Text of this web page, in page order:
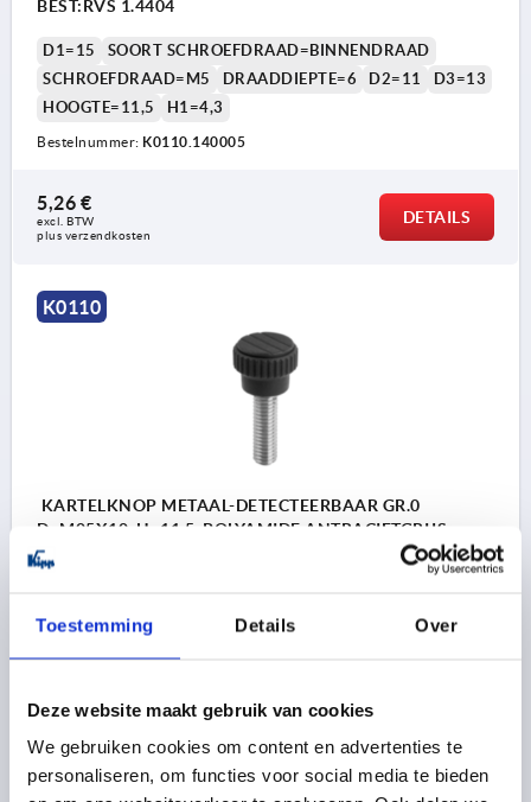
Toestemming Details Over
Deze website maakt gebruik van cookies
We gebruiken cookies om content en advertenties te
personaliseren, om functies voor social media te bieden
BEST:RVS 1.4404
D1=15
SOORT SCHROEFDRAAD=BINNENDRAAD
SCHROEFDRAAD=M5
DRAADDIEPTE=6 D2=11
D3=13
HOOGTE=11,5
H1=4,3
Bestelnummer: K0110.140005
5,26 €
excl. BTW
plus verzendkosten
DETAILS
K0110
KARTELKNOP METAAL-DETECTEERBAAR GR.0
D=M05X10, H=11,5, POLYAMIDE ANTRACIETGRIJS
RAL7021, BEST:RVS 1.4404
SCHROEFDRAAD=M5
SCHROEFDRAADLENGTE=10
D2=11
D3=13 HOOGTE=11,5
6,18 €
excl. BTW
plus verzendkosten